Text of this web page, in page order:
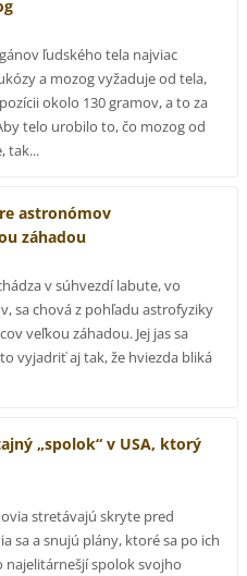
ľudského tela najviac
a mozog vyžaduje od tela,
okolo 130 gramov, a to za
telo urobilo to, čo mozog od
tak...
astronómov
záhadou
v súhvezdí labute, vo
sa chová z pohľadu astrofyziky
veľkou záhadou. Jej jas sa
vyjadriť aj tak, že hviezda bliká
„spolok“ v USA, ktorý
stretávajú skryte pred
sa a snujú plány, ktoré sa po ich
najelitárnešjí spolok svojho